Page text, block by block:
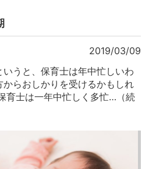
2019/03/09
うと、保育士は年中忙しいわ
からおしかりを受けるかもしれ
育士は一年中忙しく多忙…（続